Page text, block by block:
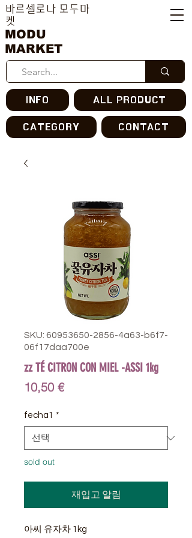
MODU
MARKET
바르셀로나 모두마
켓
INFO ALL PRODUCT
CATEGORY CONTACT
SKU: 60953650-2856-4a63-b6f7-
06f17daa700e
zz TÉ CITRON CON MIEL -ASSI 1kg
10,50 €가
fecha1 *
sold out
재입고 알림
아씨 유자차 1kg